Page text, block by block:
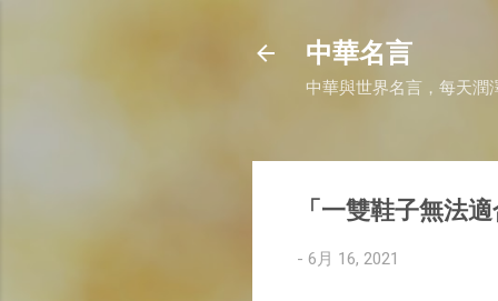
中華名言
中華與世界名言，每天潤
「一雙鞋子無法
- 6月 16, 2021